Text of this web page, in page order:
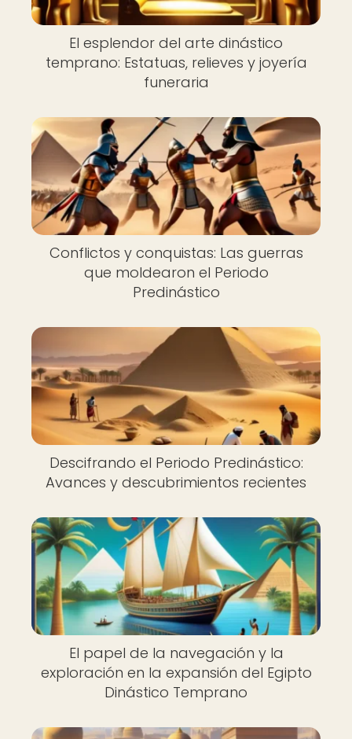
El esplendor del arte dinástico
temprano: Estatuas, relieves y joyería
funeraria
Conflictos y conquistas: Las guerras
que moldearon el Periodo
Predinástico
Descifrando el Periodo Predinástico:
Avances y descubrimientos recientes
El papel de la navegación y la
exploración en la expansión del Egipto
Dinástico Temprano